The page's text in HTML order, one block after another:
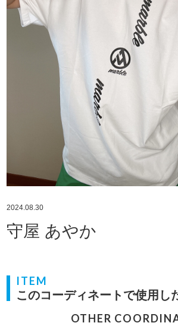
2024.08.30
守屋 あやか
ITEM
このコーディネートで使用し
OTHER